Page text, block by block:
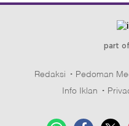
part
Redaksi Pedoman
Info Iklan